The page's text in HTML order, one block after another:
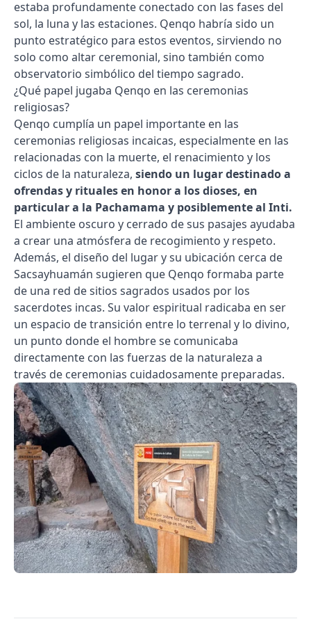
estaba profundamente conectado con las fases del
sol, la luna y las estaciones. Qenqo habría sido un
punto estratégico para estos eventos, sirviendo no
solo como altar ceremonial, sino también como
observatorio simbólico del tiempo sagrado.
¿Qué papel jugaba Qenqo en las ceremonias
religiosas?
Qenqo cumplía un papel importante en las
ceremonias religiosas incaicas, especialmente en las
relacionadas con la muerte, el renacimiento y los
ciclos de la naturaleza, siendo un lugar destinado a
ofrendas y rituales en honor a los dioses, en
particular a la Pachamama y posiblemente al Inti.
El ambiente oscuro y cerrado de sus pasajes ayudaba
a crear una atmósfera de recogimiento y respeto.
Además, el diseño del lugar y su ubicación cerca de
Sacsayhuamán sugieren que Qenqo formaba parte
de una red de sitios sagrados usados por los
sacerdotes incas. Su valor espiritual radicaba en ser
un espacio de transición entre lo terrenal y lo divino,
un punto donde el hombre se comunicaba
directamente con las fuerzas de la naturaleza a
través de ceremonias cuidadosamente preparadas.